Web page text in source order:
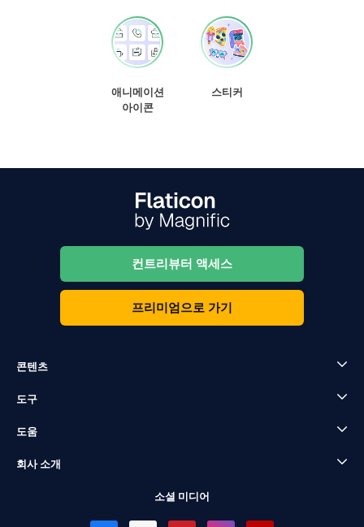
애니메이션
아이콘
스티커
컨트리뷰터 액세스
프리미엄으로 가기
콘텐츠
도구
도움
회사 소개
소셜 미디어